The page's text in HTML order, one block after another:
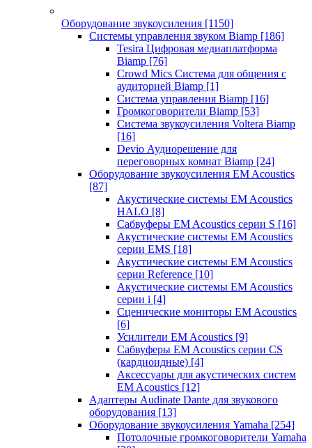
Оборудование звукоусиления [1150]
Системы управления звуком Biamp [186]
Tesira Цифровая медиаплатформа
Biamp [76]
Crowd Mics Система для общения с
аудиторией Biamp [1]
Система управления Biamp [16]
Громкоговорители Biamp [53]
Система звукоусиления Voltera Biamp
[16]
Devio Аудиорешение для
переговорных комнат Biamp [24]
Оборудование звукоусиления EM Acoustics
[87]
Акустические системы EM Acoustics
HALO [8]
Сабвуферы EM Acoustics серии S [16]
Акустические системы EM Acoustics
серии EMS [18]
Акустические системы EM Acoustics
серии Reference [10]
Акустические системы EM Acoustics
серии i [4]
Сценические мониторы EM Acoustics
[6]
Усилители EM Acoustics [9]
Сабвуферы EM Acoustics серии CS
(кардиоидные) [4]
Аксессуары для акустических систем
EM Acoustics [12]
Адаптеры Audinate Dante для звукового
оборудования [13]
Оборудование звукоусиления Yamaha [254]
Потолочные громкоговорители Yamaha